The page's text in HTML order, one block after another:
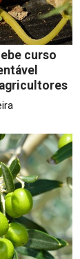
curso